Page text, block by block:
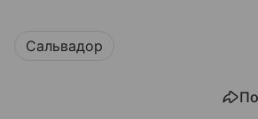
Сальвадор